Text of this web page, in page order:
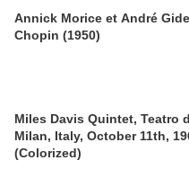
Annick Morice et André
Chopin (1950)
Miles Davis Quintet, Teatro
Milan, Italy, October 11th,
(Colorized)